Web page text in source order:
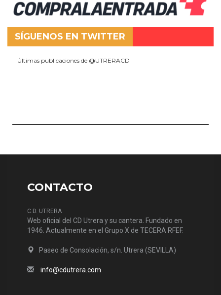
SÍGUENOS EN TWITTER
Últimas publicaciones de @UTRERACD
CONTACTO
C.D. UTRERA
Web oficial del CD Utrera y su cantera. Fundado en
1946. Actualmente en el Grupo X de TECERA RFEF.
Paseo de Consolación, s/n. Utrera (SEVILLA)
info@cdutrera.com